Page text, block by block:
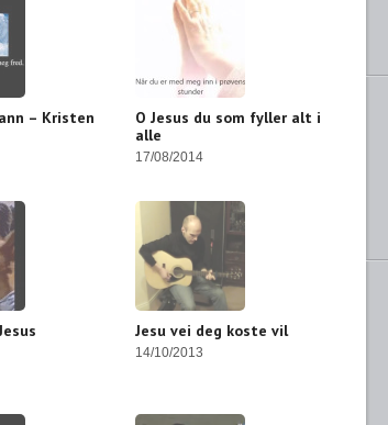
– Kristen
O Jesus du som fyller alt i
alle
17/08/2014
Jesu vei deg koste vil
14/10/2013